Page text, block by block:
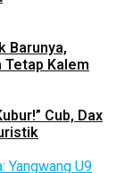
Barunya,
Tetap Kalem
Cub, Dax